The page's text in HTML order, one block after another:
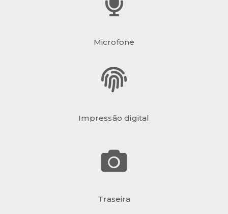
Microfone
Impressão digital
Traseira